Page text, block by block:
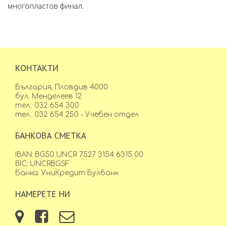
многопластов финал.
КОНТАКТИ
България, Пловдив 4000
бул. Менделеев 12
тел.: 032 654 300
тел.: 032 654 250 - Учебен отдел
БАНКОВА СМЕТКА
IBAN: BG50 UNCR 7527 3154 6315 00
BIC: UNCRBGSF
Банка: УниКредит Булбанк
НАМЕРЕТЕ НИ